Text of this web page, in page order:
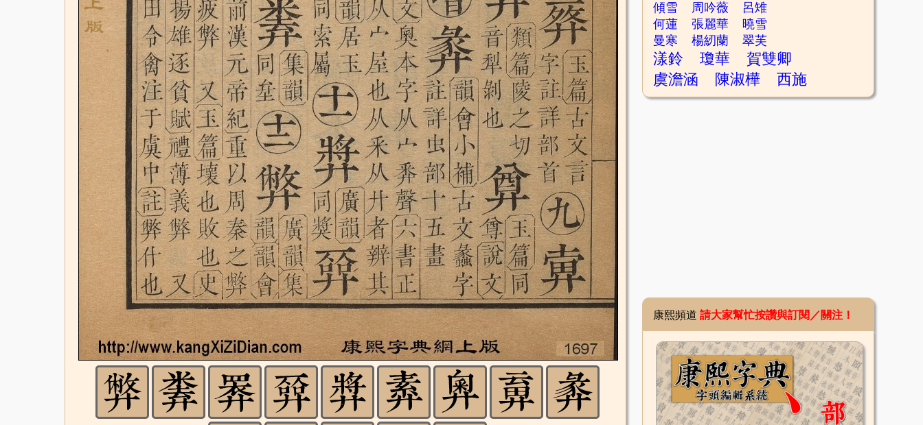
傾雪 周吟薇
呂雉
何蓮
張麗華
曉雪
曼寒
楊紉蘭 翠芙
漾鈴 瓊華
賀雙卿
虞澹涵
陳淑樺 西施
康熙頻道 請大家幫忙按讚與訂閱／關注！